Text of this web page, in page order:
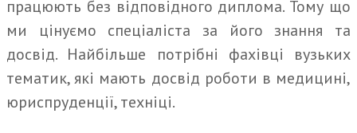
працюють без відповідного диплома. Тому що
ми цінуємо спеціаліста за його знання та
досвід. Найбільше потрібні фахівці вузьких
тематик, які мають досвід роботи в медицині,
юриспруденції, техніці.